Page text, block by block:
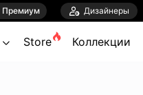
Премиум  Дизайнеры
 Store Коллекции